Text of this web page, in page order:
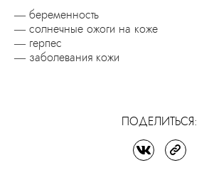
— беременность
— солнечные ожоги на коже
— герпес
— заболевания кожи
ПОДЕЛИТЬСЯ: